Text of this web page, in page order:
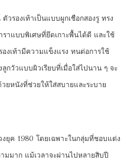
วรองเท้าเป็นแบบผูกเชือกสองรู ทรง
าแบบพิเศษที่ยึดเกาะพื้นได้ดี และใช้
งเท้ามีความแข็งแรง ทนต่อการใช้
กวัวแบบผิวเรียบที่เมื่อใส่ไปนาน ๆ จะ
ยหนังที่ช่วยให้ใส่สบายและระบาย
งยุค 1980 โดยเฉพาะในกลุ่มที่ชอบแต่ง
มมาก แม้เวลาจะผ่านไปหลายสิบปี